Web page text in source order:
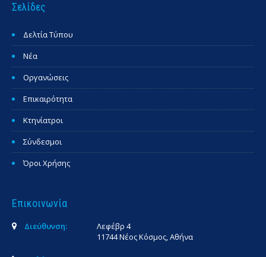
Σελίδες
Δελτία Τύπου
Νέα
Οργανώσεις
Επικαιρότητα
Κτηνίατροι
Σύνδεσμοι
Όροι Χρήσης
Επικοινωνία
Διεύθυνση:
Λεφέβρ 4
11744 Νέος Κόσμος, Αθήνα